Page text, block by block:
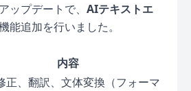
ップデートで、 AIテキストエ
能追加を行いました。
内容
正、翻訳、文体変換（フォーマ